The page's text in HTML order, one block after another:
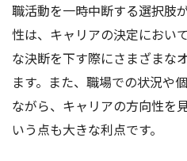
職活動を一時中断する選択肢
性は、キャリアの決定におい
な決断を下す際にさまざまな
ます。また、職場での状況や
ながら、キャリアの方向性を
いう点も大きな利点です。